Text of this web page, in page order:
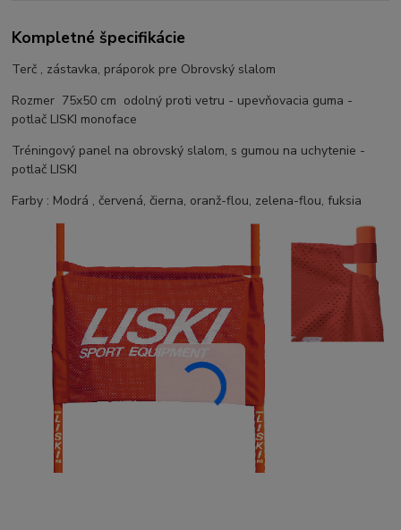
Kompletné špecifikácie
Terč , zástavka, práporok pre Obrovský slalom
Rozmer 75x50 cm odolný proti vetru - upevňovacia guma -
potlač LISKI monoface
Tréningový panel na obrovský slalom, s gumou na uchytenie -
potlač LISKI
Farby : Modrá , červená, čierna, oranž-flou, zelena-flou, fuksia